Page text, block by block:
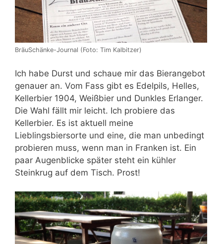
BräuSchänke-Journal (Foto: Tim Kalbitzer)
Ich habe Durst und schaue mir das Bierangebot
genauer an. Vom Fass gibt es Edelpils, Helles,
Kellerbier 1904, Weißbier und Dunkles Erlanger.
Die Wahl fällt mir leicht. Ich probiere das
Kellerbier. Es ist aktuell meine
Lieblingsbiersorte und eine, die man unbedingt
probieren muss, wenn man in Franken ist. Ein
paar Augenblicke später steht ein kühler
Steinkrug auf dem Tisch. Prost!